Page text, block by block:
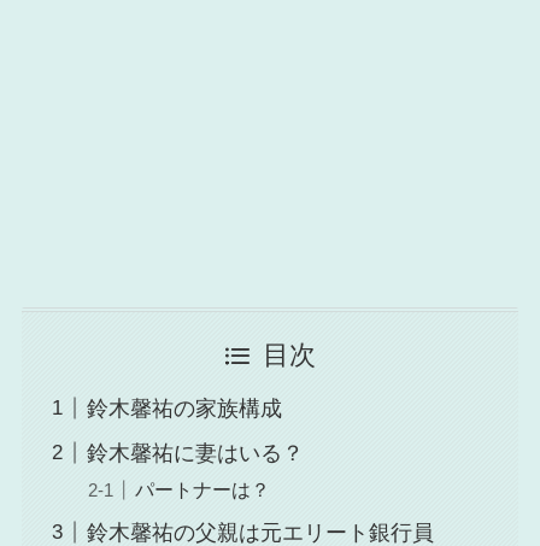
目次
鈴木馨祐の家族構成
鈴木馨祐に妻はいる？
パートナーは？
鈴木馨祐の父親は元エリート銀行員